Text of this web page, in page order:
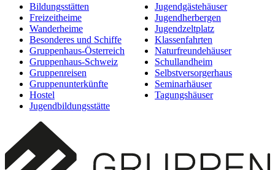
Bildungsstätten
Freizeitheime
Wanderheime
Besonderes und Schiffe
Gruppenhaus-Österreich
Gruppenhaus-Schweiz
Gruppenreisen
Gruppenunterkünfte
Hostel
Jugendbildungsstätte
Jugendgästehäuser
Jugendherbergen
Jugendzeltplatz
Klassenfahrten
Naturfreundehäuser
Schullandheim
Selbstversorgerhaus
Seminarhäuser
Tagungshäuser